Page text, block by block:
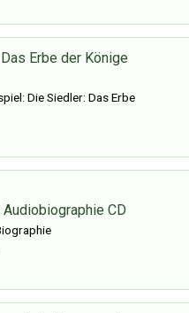
Erbe der Könige
Die Siedler: Das Erbe
Audiobiographie CD